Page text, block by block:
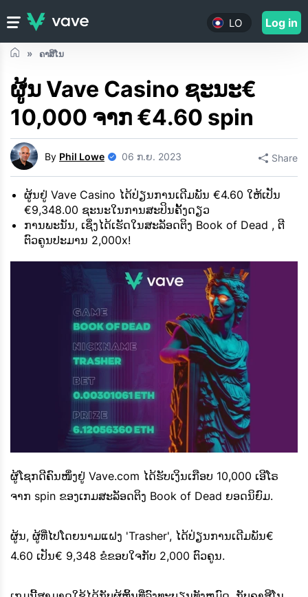
LO Log in
ຄາສິໂນ
ຜູ້ນ Vave Casino ຊະນະ€
10,000 ຈາກ €4.60 spin
By Phil Lowe 06 ກ.ຍ. 2023 Share
ຜູ້ນຢູ່ Vave Casino ໄດ້ປ່ຽນການເດີມພັນ €4.60 ໃຫ້ເປັນ
€9,348.00 ຊະນະໃນການສະປິນຄັ້ງດຽວ
ການພະນັນ, ເຊິ່ງໄດ້ເຮັດໃນສະລັອດຕິງ Book of Dead , ຕີ
ຕົວຄູນປະມານ 2,000x!
ຜູ້ໂຊກດີຄົນໜຶ່ງຢູ່ Vave.com ໄດ້ຮັບເງິນເກືອບ 10,000 ເອີໂຣ
ຈາກ spin ຂອງເກມສະລັອດຕິງ Book of Dead ຍອດນິຍົມ.
ຜູ້ນ, ຜູ້ທີ່ໄປໂດຍນາມແຝງ 'Trasher', ໄດ້ປ່ຽນການເດີມພັນ€
4.60 ເປັນ€ 9,348 ຂໍຂອບໃຈກັບ 2,000 ຕົວຄູນ.